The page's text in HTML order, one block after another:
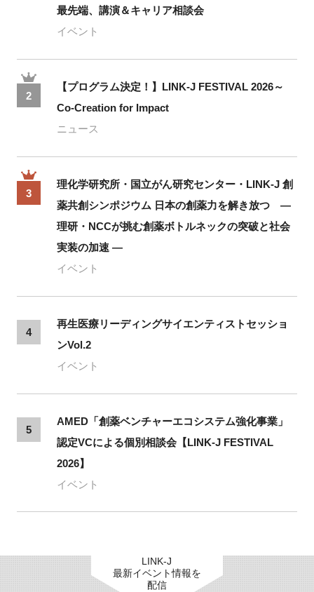
最先端、講演＆キャリア相談会
イベント
2
【プログラム決定！】LINK-J FESTIVAL 2026～
Co-Creation for Impact
ニュース
3
理化学研究所・国立がん研究センター・LINK-J 創
薬共創シンポジウム 日本の創薬力を解き放つ ―
理研・NCCが挑む創薬ボトルネックの突破と社会
実装の加速 ―
イベント
4
再生医療リーディングサイエンティストセッショ
ンVol.2
イベント
5
AMED「創薬ベンチャーエコシステム強化事業」
認定VCによる個別相談会【LINK-J FESTIVAL
2026】
イベント
LINK-J
最新イベント情報を
配信